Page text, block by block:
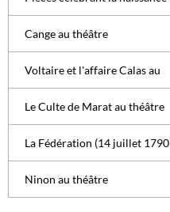
Cange au théâtre
Voltaire et l'affaire Calas au
Le Culte de Marat au théâtre
La Fédération (14 juillet 1790
Ninon au théâtre